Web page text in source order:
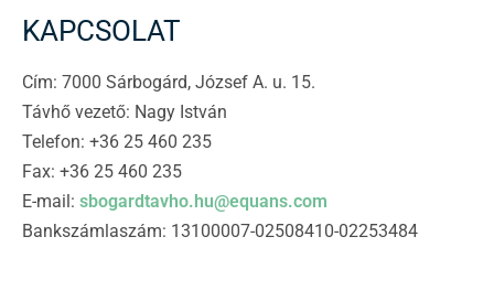
KAPCSOLAT
Cím: 7000 Sárbogárd, József A. u. 15.
Távhő vezető: Nagy István
Telefon: +36 25 460 235
Fax: +36 25 460 235
E-mail: sbogardtavho.hu@equans.com
Bankszámlaszám: 13100007-02508410-02253484